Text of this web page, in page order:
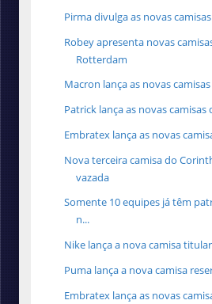
Pirma divulga as novas
Robey apresenta novas
Rotterdam
Macron lança as novas
Patrick lança as novas
Embratex lança as novas
Nova terceira camisa do
vazada
Somente 10 equipes já têm
n...
Nike lança a nova camisa
Puma lança a nova camisa
Embratex lança as novas